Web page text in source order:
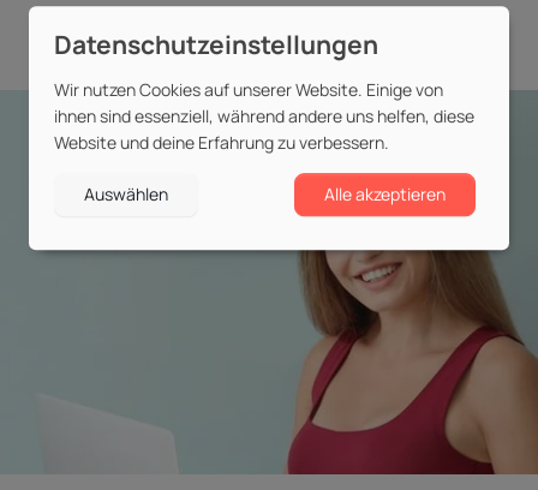
Wir nutzen Cookies auf unserer Website. Einige von
ihnen sind essenziell, während andere uns helfen, diese
Website und deine Erfahrung zu verbessern.
Auswählen Alle akzeptieren